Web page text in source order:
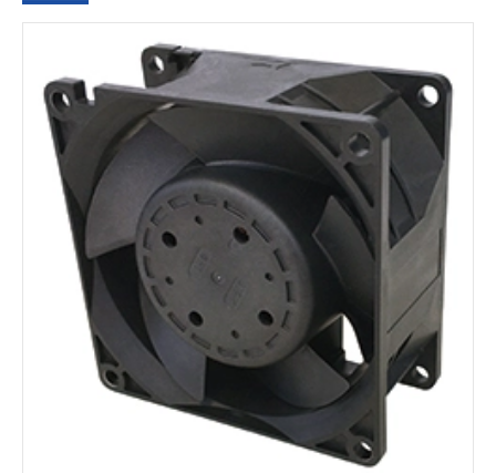
技术支持
企业信息
加入我们